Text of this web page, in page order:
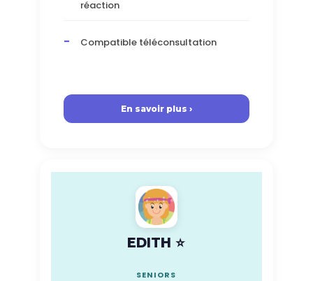
réaction
Compatible téléconsultation
En savoir plus ›
EDITH ⭐
SENIORS